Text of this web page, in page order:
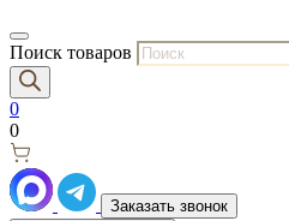
Поиск товаров
0
0
Заказать звонок